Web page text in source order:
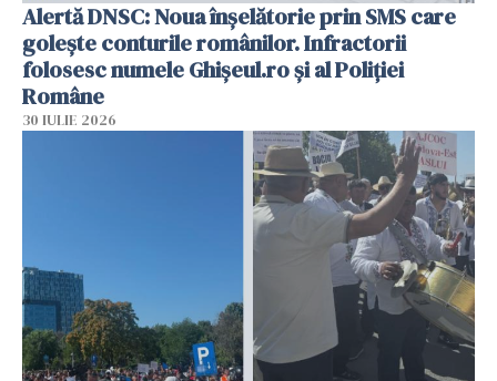
Alertă DNSC: Noua înșelătorie prin SMS care
golește conturile românilor. Infractorii
folosesc numele Ghișeul.ro și al Poliției
Române
30 IULIE 2026